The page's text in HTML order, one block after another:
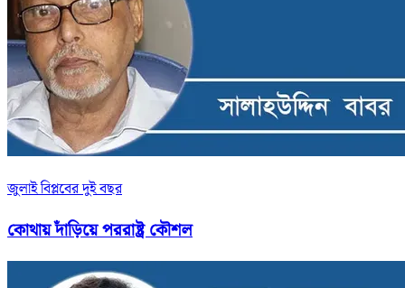
জুলাই বিপ্লবের দুই বছর
কোথায় দাঁড়িয়ে পররাষ্ট্র কৌশল